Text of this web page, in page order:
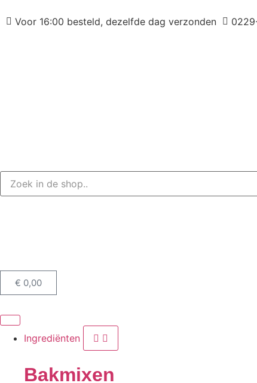
Voor 16:00 besteld, dezelfde dag verzonden
€ 0,00
Ingrediënten
Bakmixen